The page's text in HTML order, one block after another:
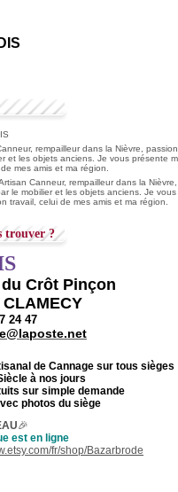
Canneur, rempailleur dans la Nièvre,
le mobilier et les objets anciens. Je vous
travail, celui de mes amis et ma région.
trouver ?
Crôt Pinçon
24 47
de Cannage sur tous sièges
à nos jours
sur simple demande
photos du siège
🎉
est en ligne
fr/shop/Bazarbrode